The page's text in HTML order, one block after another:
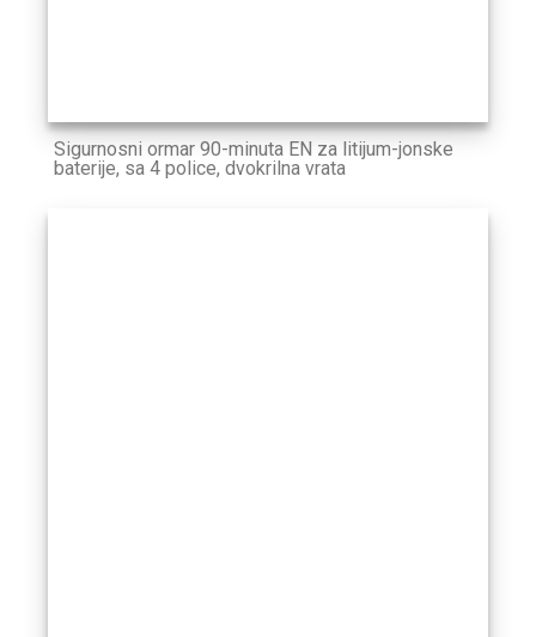
Sigurnosni ormar 90-minuta EN za litijum-jonske
baterije, sa 4 police, dvokrilna vrata